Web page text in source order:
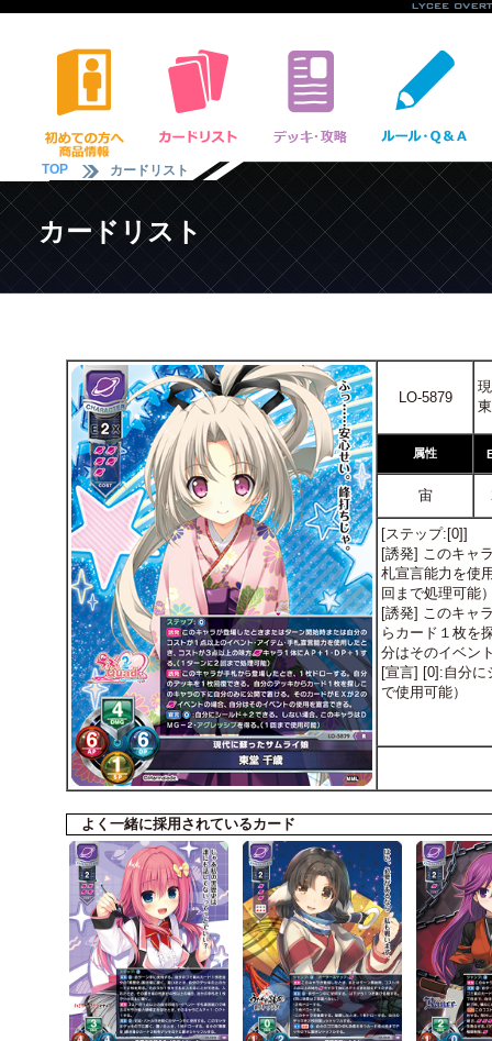
TOP カードリスト
カードリスト
LO-5879
属性
宙
[ステップ:[0]]
[誘発] このキャ
札宣言能力を使
回まで処理可能
[誘発] このキャ
らカード１枚を
分はそのイベン
[宣言] [0]:自分に
で使用可能）
よく一緒に採用されているカード